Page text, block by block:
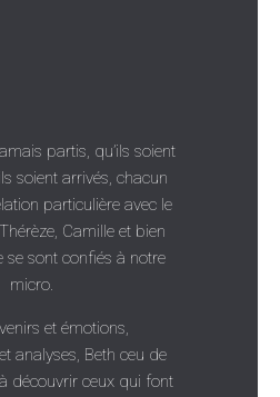
partis, qu’ils soient
soient arrivés, chacun
particulière avec le
Camille et bien
se sont confiés à notre
micro.
et émotions,
analyses, Beth ceu de
découvrir ceux qui font